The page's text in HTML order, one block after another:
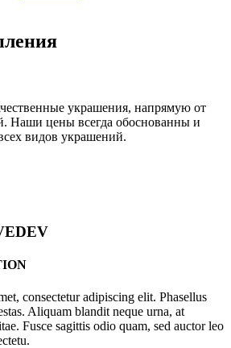
украшения, напрямую от
Наши цены всегда обоснованны и
видов украшений.
consectetur adipiscing elit. Phasellus
Aliquam blandit neque urna, at
Fusce sagittis odio quam, sed auctor leo